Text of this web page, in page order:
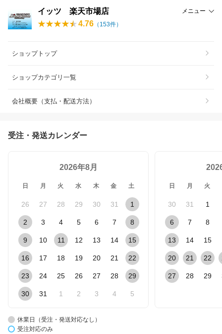
イッツ 楽天市場店 メニュー
4.76 （ 153件）
ショップトップ
ショップカテゴリ一覧
会社概要（支払・配送方法）
受注・発送カレンダー
2026年8月
日 月 火 水 木 金 土
26 27 28 29 30 31 1
2 3 4 5 6 7 8
9 10 11 12 13 14 15
16 17 18 19 20 21 22
23 24 25 26 27 28 29
30 31 1 2 3 4 5
日 月 火
30 31 1
6 7 8
13 14 15
20 21 22
27 28 29
休業日（受注・発送対応なし）
受注対応のみ